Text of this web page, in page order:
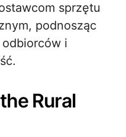
sprzętu
podnosząc
i
Rural